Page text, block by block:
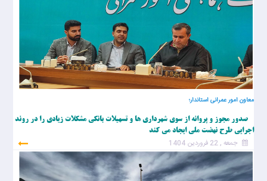
معاون امور عمرانی استاندار؛
صدور مجوز و پروانه از سوی شهرداری ها و تسهیلات بانکی مشکلات زیادی را در روند
اجرایی طرح نهضت ملی ایجاد می کند
جمعه , 22 فروردین 1404